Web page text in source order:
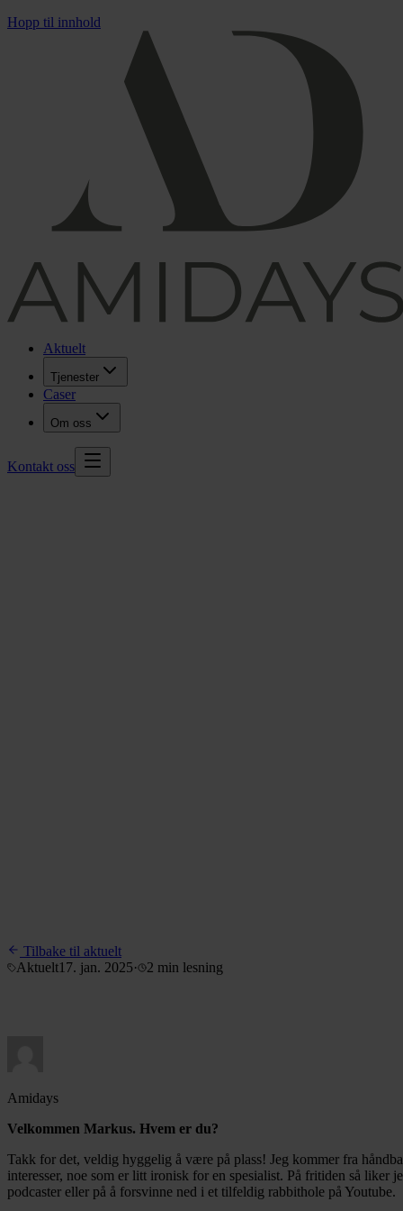
Hopp til innhold
Aktuelt
Tjenester
Caser
Om oss
Kontakt oss
Tilbake til aktuelt
Aktuelt17. jan. 2025· 2 min lesning
Amidays
Velkommen Markus. Hvem er du?
Takk for det, veldig hyggelig å være på plass! Jeg kommer fra
interesser, noe som er litt ironisk for en spesialist. På fritiden så liker
podcaster eller på å forsvinne ned i et tilfeldig rabbithole på Youtube.